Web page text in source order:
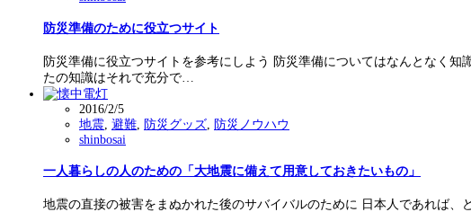
防災準備のために役立つサイト
防災準備に役立つサイトを参考にしよう 防災準備についてはなんとなく
たの知識はそれで充分で…
2016/2/5
地震 避難 防災グッズ 防災ノウハウ
shinbosai
一人暮らしの人のための「大地震に備えて用意しておきたいもの」
地震の直接の被害をまぬかれた後のサバイバルのために 日本人であれば